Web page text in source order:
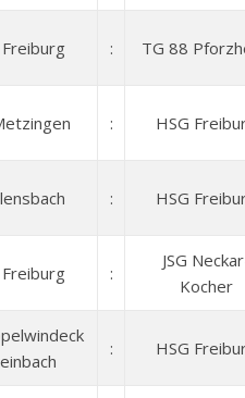
Freiburg : TG 88
: HSG
: HSG
Freiburg :
JSG
Kocher
: HSG